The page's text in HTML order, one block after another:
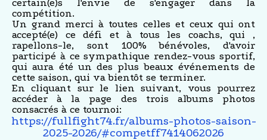
certain(e)s l'envie de s'engager dans la
compétition.
Un grand merci à toutes celles et ceux qui ont
accepté(e) ce défi et à tous les coachs, qui ,
rapellons-le, sont 100% bénévoles, d'avoir
participé à ce sympathique rendez-vous sportif,
qui aura été un des plus beaux événements de
cette saison, qui va bientôt se terminer.
En cliquant sur le lien suivant, vous pourrez
accéder à la page des trois albums photos
consacrés à ce tournoi:
https://fullfight74.fr/albums-photos-saison-
2025-2026/#competff7414062026